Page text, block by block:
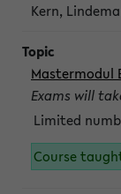
Kern,
Mastermodul
Exams will
Limited
Course